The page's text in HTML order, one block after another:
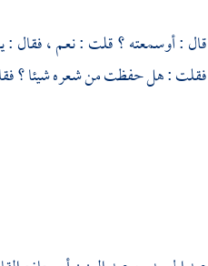
قال : أوسمعته ؟ قلت : نعم ، فقال :
فقلت : هل حفظت من شعره شيئا ؟